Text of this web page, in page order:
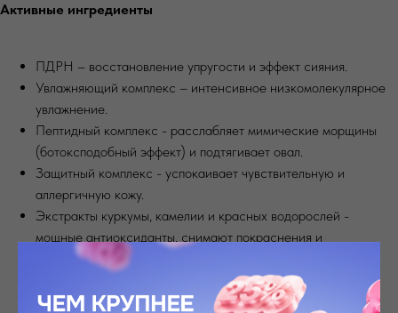
Активные ингредиенты
ПДРН – восстановление упругости и эффект сияния.
Увлажняющий комплекс – интенсивное низкомолекулярное
увлажнение.
Пептидный комплекс - расслабляет мимические морщины
(ботоксподобный эффект) и подтягивает овал.
Защитный комплекс - успокаивает чувствительную и
аллергичную кожу.
Экстракты куркумы, камелии и красных водорослей -
мощные антиоксиданты, снимают покраснения и
успокаивают.
Ферменты лактобактерий и соевый экстракт –
восстанавливают микробиом, обновляют и убирают